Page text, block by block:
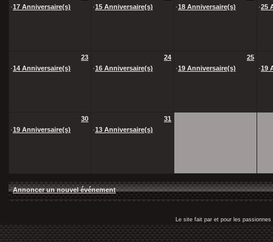
·17 Anniversaire(s)
·15 Anniversaire(s)
·18 Anniversaire(s) ·25
23
·14 Anniversaire(s)
24
·16 Anniversaire(s)
25
·19 Anniversaire(s) ·19
30
·19 Anniversaire(s)
31
·13 Anniversaire(s)
Annoncer un nouvel événement
Le site fait par et pour les